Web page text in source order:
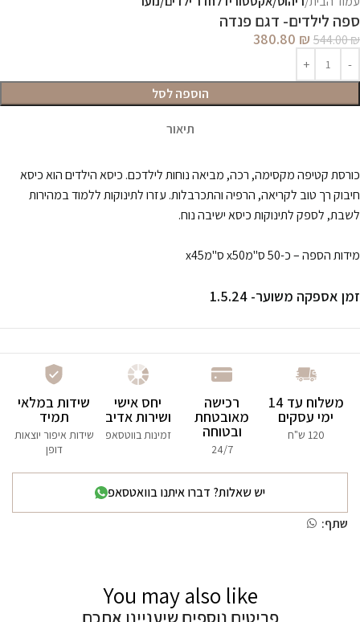
ספה לילדים- דגם פנדה
544.00₪
380.80 ₪
הוספה לסל
תיאור
כורסת קטיפה מקסימה, רכה, מביאה נוחות לילדכם. כיסא הילדים הוא כיסא
חיבוק רך טוב לקריאה, הרפיה והתכרבלות. עזרו לתינוקות ללמוד במהירות
לשבת, לספק לתינוקות כיסא ישיבה נוח.
מידות הספה –כ-50 ס"מx50 ס"מx45
זמן אספקה משוער- 1.5.24
משלוח עד 14
ימי עסקים
120 ש"ח
רכישה
מאובטחת
ובטוחה
24/7
יחס אישי
ושירות אדיב
זמינות בווטסאפ
שידות במלאי
תמיד
שידות איפור יוצאות
דופן
יש שאלות? דברו איתנו בוואטסאפ
שתף:
You may also like
פריטים נוספים שיעניינו אתכם